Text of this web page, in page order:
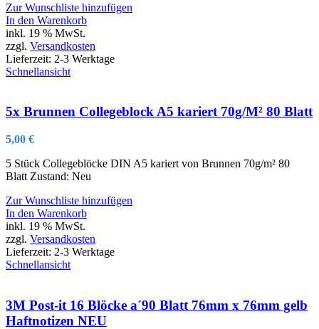
Zur Wunschliste hinzufügen
In den Warenkorb
inkl. 19 % MwSt.
zzgl. Versandkosten
Lieferzeit: 2-3 Werktage
Schnellansicht
5x Brunnen Collegeblock A5 kariert 70g/M² 80 Blatt
5,00 €
5 Stück Collegeblöcke DIN A5 kariert von Brunnen 70g/m² 80
Blatt Zustand: Neu
Zur Wunschliste hinzufügen
In den Warenkorb
inkl. 19 % MwSt.
zzgl. Versandkosten
Lieferzeit: 2-3 Werktage
Schnellansicht
3M Post-it 16 Blöcke a´90 Blatt 76mm x 76mm gelb
Haftnotizen NEU